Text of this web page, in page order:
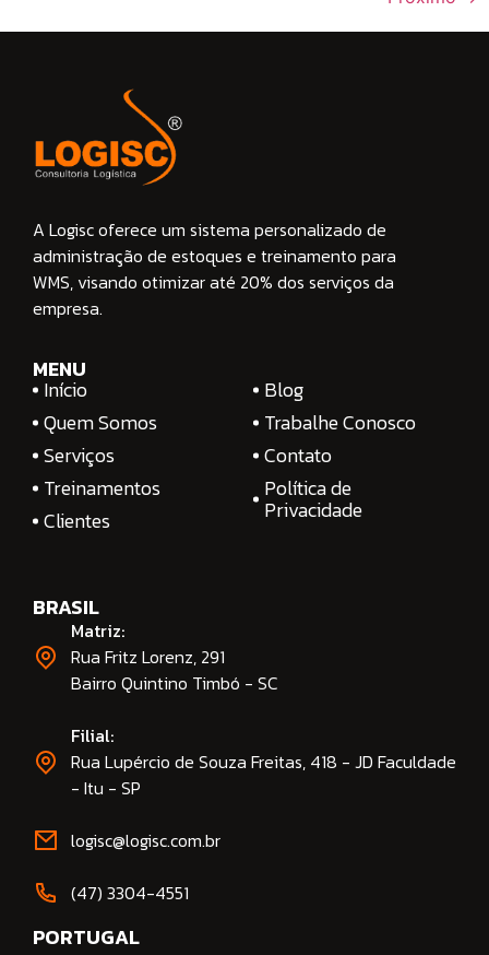
A Logisc oferece um sistema personalizado de
administração de estoques e treinamento para
WMS, visando otimizar até 20% dos serviços da
empresa.
MENU
Início
Quem Somos
Serviços
Treinamentos
Clientes
Blog
Trabalhe Conosco
Contato
Política de
Privacidade
BRASIL
Matriz:
Rua Fritz Lorenz, 291
Bairro Quintino Timbó - SC
Filial:
Rua Lupércio de Souza Freitas, 418 - JD Faculdade
- Itu - SP
logisc@logisc.com.br​
(47) 3304-4551​
PORTUGAL